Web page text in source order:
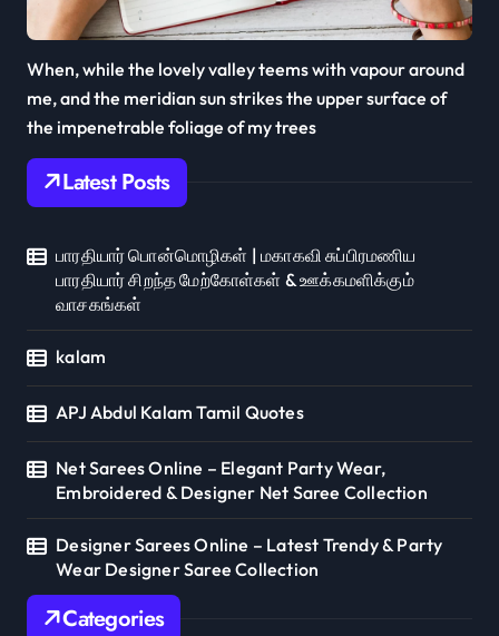
When, while the lovely valley teems with vapour around
me, and the meridian sun strikes the upper surface of
the impenetrable foliage of my trees
Latest Posts
பாரதியார் பொன்மொழிகள் | மகாகவி சுப்பிரமணிய
பாரதியார் சிறந்த மேற்கோள்கள் & ஊக்கமளிக்கும்
வாசகங்கள்
kalam
APJ Abdul Kalam Tamil Quotes
Net Sarees Online – Elegant Party Wear,
Embroidered & Designer Net Saree Collection
Designer Sarees Online – Latest Trendy & Party
Wear Designer Saree Collection
Categories